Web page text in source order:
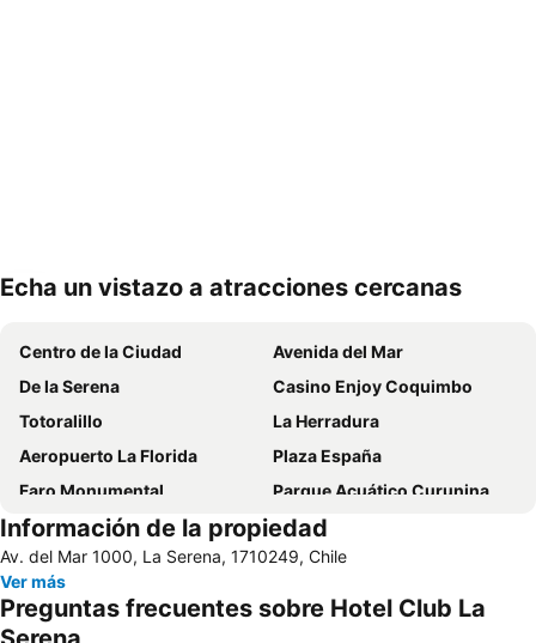
Echa un vistazo a atracciones cercanas
Centro de la Ciudad
Avenida del Mar
De la Serena
Casino Enjoy Coquimbo
Totoralillo
La Herradura
Aeropuerto La Florida
Plaza España
Faro Monumental
Parque Acuático Curunina
Puerto de Coquimbo
Museo Arqueológico de la Serena
Museo al aire libre Avenida Francisco de Aguirre
Información de la propiedad
Av. del Mar 1000, La Serena, 1710249, Chile
Ver más
Preguntas frecuentes sobre Hotel Club La